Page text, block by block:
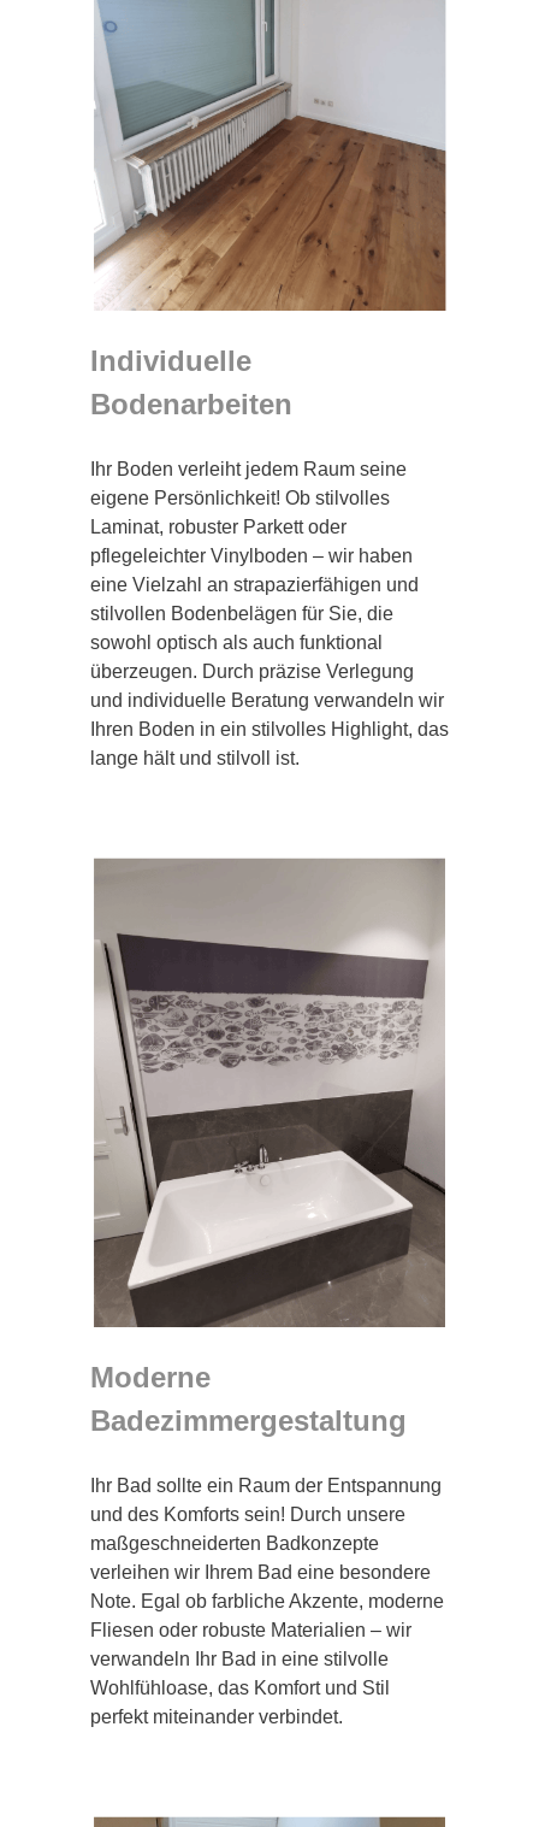
Individuelle
Bodenarbeiten
Ihr Boden verleiht jedem Raum seine
eigene Persönlichkeit! Ob stilvolles
Laminat, robuster Parkett oder
pflegeleichter Vinylboden – wir haben
eine Vielzahl an strapazierfähigen und
stilvollen Bodenbelägen für Sie, die
sowohl optisch als auch funktional
überzeugen. Durch präzise Verlegung
und individuelle Beratung verwandeln wir
Ihren Boden in ein stilvolles Highlight, das
lange hält und stilvoll ist.
Moderne
Badezimmergestaltung
Ihr Bad sollte ein Raum der Entspannung
und des Komforts sein! Durch unsere
maßgeschneiderten Badkonzepte
verleihen wir Ihrem Bad eine besondere
Note. Egal ob farbliche Akzente, moderne
Fliesen oder robuste Materialien – wir
verwandeln Ihr Bad in eine stilvolle
Wohlfühloase, das Komfort und Stil
perfekt miteinander verbindet.